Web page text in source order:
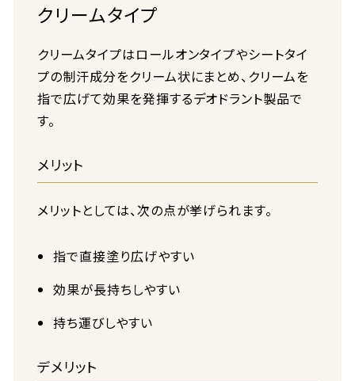
クリームタイプ
クリームタイプはロールオンタイプやシートタイ
プの制汗成分をクリーム状にまとめ、クリームを
指で広げて効果を発揮するデオドラント製品で
す。
メリット
メリットとしては、次の点が挙げられます。
指で直接塗り広げやすい
効果が長持ちしやすい
持ち運びしやすい
デメリット